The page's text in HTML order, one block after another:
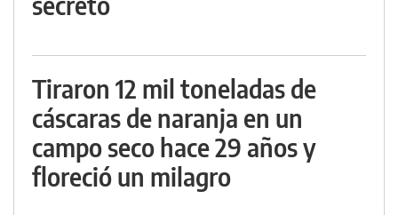
Tiraron 12 mil toneladas de
cáscaras de naranja en un
campo seco hace 29 años y
floreció un milagro